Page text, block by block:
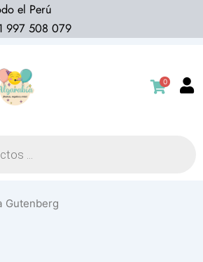
el Perú
997 508 079
0
Gutenberg